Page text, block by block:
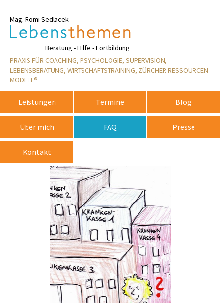
Mag. Romi Sedlacek
Beratung - Hilfe - Fortbildung
PRAXIS FÜR COACHING, PSYCHOLOGIE, SUPERVISION,
LEBENSBERATUNG, WIRTSCHAFTSTRAINING, ZÜRCHER RESSOURCEN
MODELL®
Leistungen Termine Blog
Über mich FAQ Presse
Kontakt